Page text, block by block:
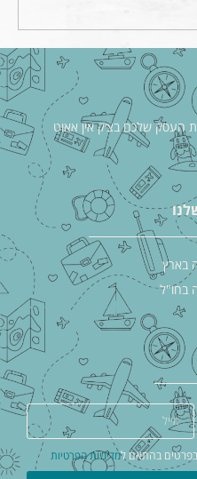
העסק שלכם בצ׳ק אין אאוט
בארץ
בחו"ל
בפרטים בהתאם למדיניות הפרטיות